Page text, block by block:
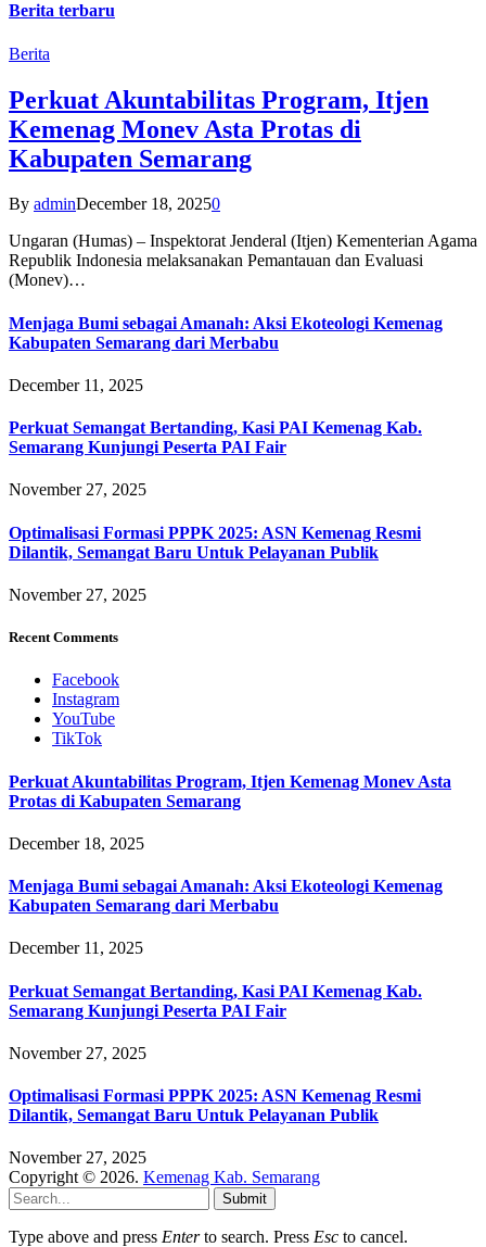
Berita terbaru
Berita
Perkuat Akuntabilitas Program, Itjen
Kemenag Monev Asta Protas di
Kabupaten Semarang
By adminDecember 18, 20250
Ungaran (Humas) – Inspektorat Jenderal (Itjen) Kementerian Agama
Republik Indonesia melaksanakan Pemantauan dan Evaluasi
(Monev)…
Menjaga Bumi sebagai Amanah: Aksi Ekoteologi Kemenag
Kabupaten Semarang dari Merbabu
December 11, 2025
Perkuat Semangat Bertanding, Kasi PAI Kemenag Kab.
Semarang Kunjungi Peserta PAI Fair
November 27, 2025
Optimalisasi Formasi PPPK 2025: ASN Kemenag Resmi
Dilantik, Semangat Baru Untuk Pelayanan Publik
November 27, 2025
Recent Comments
Facebook
Instagram
YouTube
TikTok
Perkuat Akuntabilitas Program, Itjen Kemenag Monev Asta
Protas di Kabupaten Semarang
December 18, 2025
Menjaga Bumi sebagai Amanah: Aksi Ekoteologi Kemenag
Kabupaten Semarang dari Merbabu
December 11, 2025
Perkuat Semangat Bertanding, Kasi PAI Kemenag Kab.
Semarang Kunjungi Peserta PAI Fair
November 27, 2025
Optimalisasi Formasi PPPK 2025: ASN Kemenag Resmi
Dilantik, Semangat Baru Untuk Pelayanan Publik
November 27, 2025
Copyright © 2026. Kemenag Kab. Semarang
Submit
Type above and press Enterto search. Press Esc to cancel.